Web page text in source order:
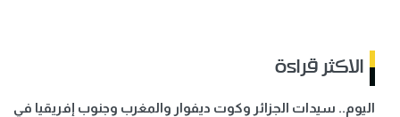
الاكثر قراءة
اليوم.. سيدات الجزائر وكوت ديفوار والمغرب وجنوب إفريقيا في